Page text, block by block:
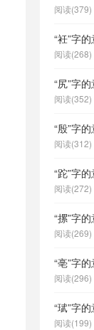
阅读(379)
“衽”字
阅读(268)
“尻”字
阅读(352)
“殷”字
阅读(312)
“跎”字
阅读(272)
“摞”字
阅读(269)
“亳”字
阅读(296)
“珷”字
阅读(199)